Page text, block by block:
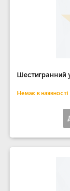
Шестигранний
Немає в наявності